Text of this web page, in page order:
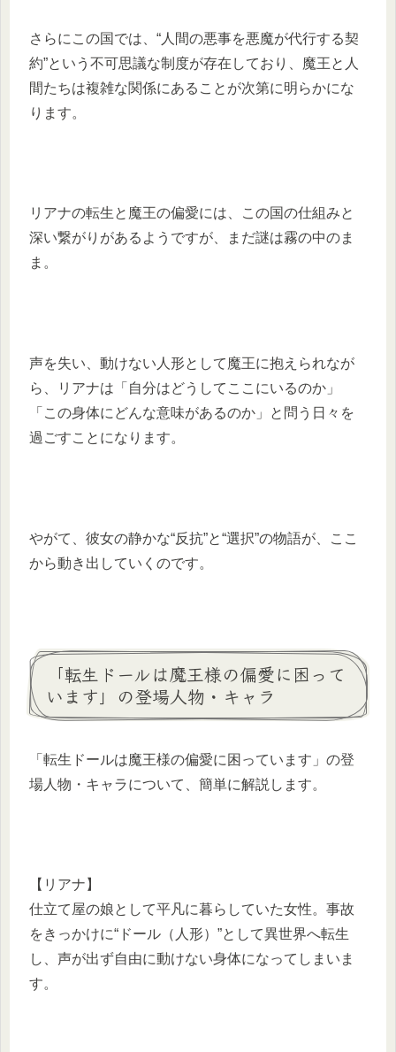
さらにこの国では、“人間の悪事を悪魔が代行する契
約”という不可思議な制度が存在しており、魔王と人
間たちは複雑な関係にあることが次第に明らかにな
ります。
リアナの転生と魔王の偏愛には、この国の仕組みと
深い繋がりがあるようですが、まだ謎は霧の中のま
ま。
声を失い、動けない人形として魔王に抱えられなが
ら、リアナは「自分はどうしてここにいるのか」
「この身体にどんな意味があるのか」と問う日々を
過ごすことになります。
やがて、彼女の静かな“反抗”と“選択”の物語が、ここ
から動き出していくのです。
「転生ドールは魔王様の偏愛に困って
います」の登場人物・キャラ
「転生ドールは魔王様の偏愛に困っています」の登
場人物・キャラについて、簡単に解説します。
【リアナ】
仕立て屋の娘として平凡に暮らしていた女性。事故
をきっかけに“ドール（人形）”として異世界へ転生
し、声が出ず自由に動けない身体になってしまいま
す。